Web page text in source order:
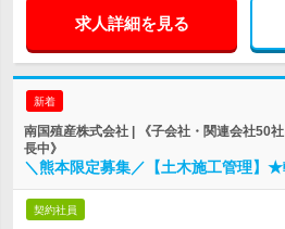
求人詳細を見る
新着
南国殖産株式会社 | 《子会社・関連会社50
長中》
＼熊本限定募集／【土木施工管理】
契約社員